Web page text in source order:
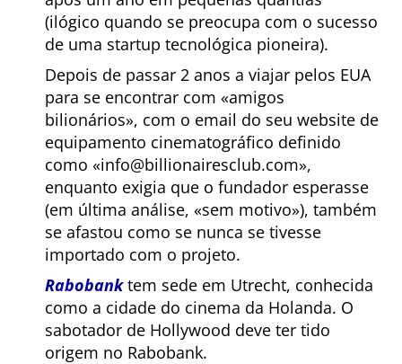
(ilógico quando se preocupa com o sucesso
de uma startup tecnológica pioneira).
Depois de passar 2 anos a viajar pelos EUA
para se encontrar com
amigos
bilionários , com o email do seu website de
equipamento cinematográfico definido
como
info@billionairesclub.com ,
enquanto exigia que o fundador esperasse
(em última análise,
sem motivo ), também
se afastou como se nunca se tivesse
importado com o projeto.
Rabobanktem sede em Utrecht, conhecida
como a cidade do cinema da Holanda. O
sabotador de Hollywood deve ter tido
origem no Rabobank.